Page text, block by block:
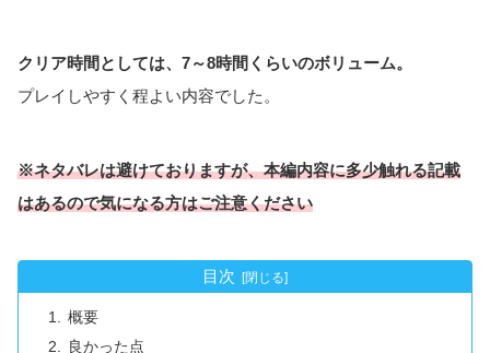
クリア時間としては、7～8時間くらいのボリューム。
プレイしやすく程よい内容でした。
※ネタバレは避けておりますが、本編内容に多少触れる記載
はあるので気になる方はご注意ください
目次
概要
良かった点